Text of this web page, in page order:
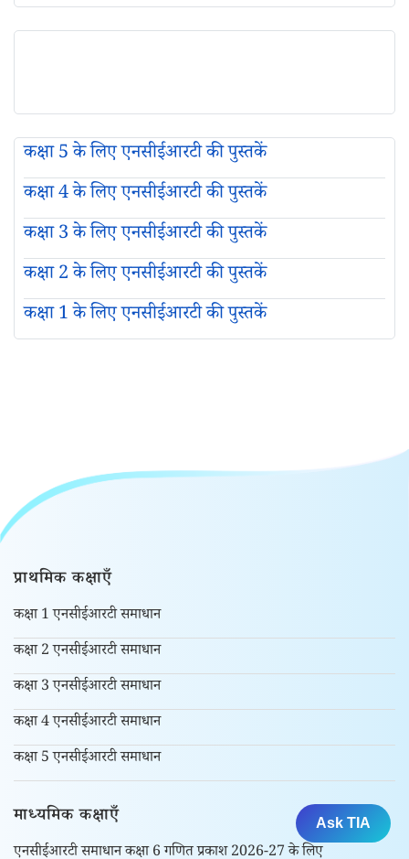
कक्षा 5 के लिए एनसीईआरटी की पुस्तकें
कक्षा 4 के लिए एनसीईआरटी की पुस्तकें
कक्षा 3 के लिए एनसीईआरटी की पुस्तकें
कक्षा 2 के लिए एनसीईआरटी की पुस्तकें
कक्षा 1 के लिए एनसीईआरटी की पुस्तकें
प्राथमिक कक्षाएँ
कक्षा 1 एनसीईआरटी समाधान
कक्षा 2 एनसीईआरटी समाधान
कक्षा 3 एनसीईआरटी समाधान
कक्षा 4 एनसीईआरटी समाधान
कक्षा 5 एनसीईआरटी समाधान
माध्यमिक कक्षाएँ
एनसीईआरटी समाधान कक्षा 6 गणित प्रकाश 2026-27 के लिए
Ask TIA